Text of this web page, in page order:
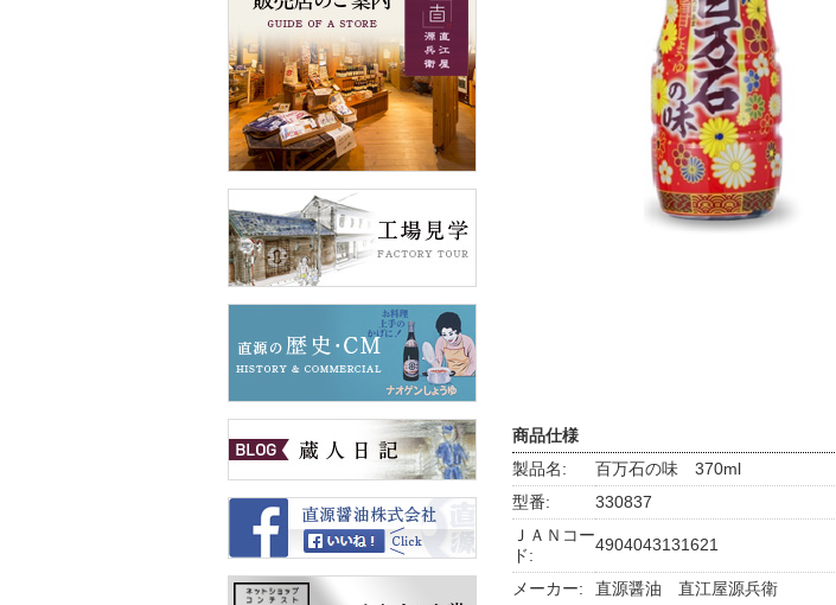
商品仕様
製品名:
百万石の味 370ml
型番:
330837
ＪＡＮコー
ド:
4904043131621
メーカー:
直源醤油 直江屋源兵衛